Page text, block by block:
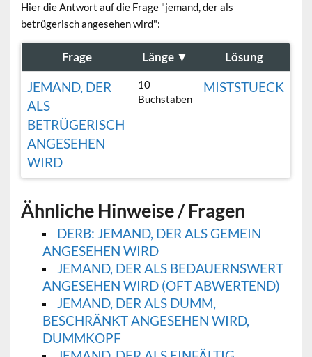
Hier die Antwort auf die Frage "jemand, der als
betrügerisch angesehen wird":
Frage Länge ▼ Lösung
JEMAND, DER
ALS
BETRÜGERISCH
ANGESEHEN
WIRD
10
Buchstaben
MISTSTUECK
Ähnliche Hinweise / Fragen
DERB: JEMAND, DER ALS GEMEIN
ANGESEHEN WIRD
JEMAND, DER ALS BEDAUERNSWERT
ANGESEHEN WIRD (OFT ABWERTEND)
JEMAND, DER ALS DUMM,
BESCHRÄNKT ANGESEHEN WIRD,
DUMMKOPF